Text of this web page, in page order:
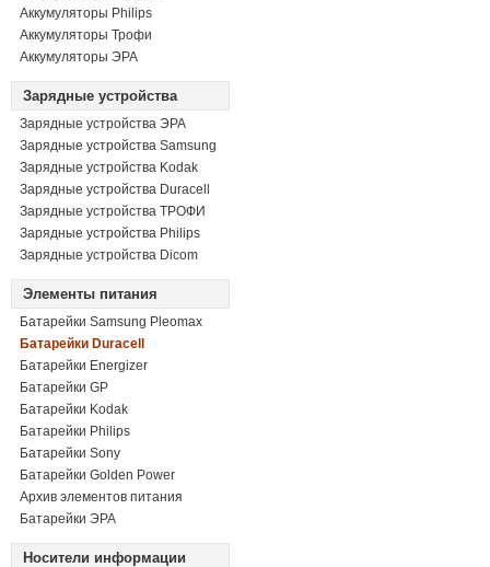
Аккумуляторы Philips
Аккумуляторы Трофи
Аккумуляторы ЭРА
Зарядные устройства
Зарядные устройства ЭРА
Зарядные устройства Samsung
Зарядные устройства Kodak
Зарядные устройства Duracell
Зарядные устройства ТРОФИ
Зарядные устройства Philips
Зарядные устройства Dicom
Элементы питания
Батарейки Samsung Pleomax
Батарейки Duracell
Батарейки Energizer
Батарейки GP
Батарейки Kodak
Батарейки Philips
Батарейки Sony
Батарейки Golden Power
Архив элементов питания
Батарейки ЭРА
Носители информации